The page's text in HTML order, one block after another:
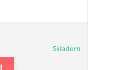
Skladom